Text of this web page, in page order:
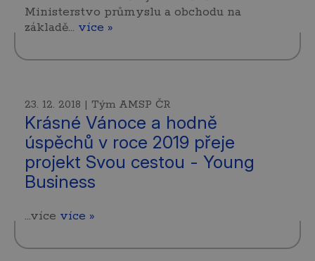
Ministerstvo průmyslu a obchodu na
základě… více »
23. 12. 2018 | Tým AMSP ČR
Krásné Vánoce a hodně
úspěchů v roce 2019 přeje
projekt Svou cestou - Young
Business
...více více »